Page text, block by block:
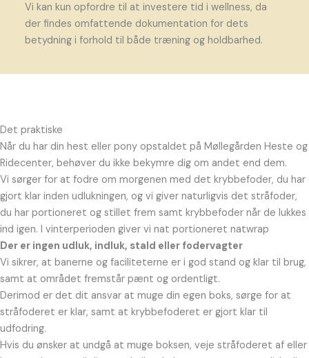
Vi kan kun opfordre til at investere tid i wellness, da
der findes omfattende dokumentation for dets
betydning i forhold til både træning og holdbarhed.
Det praktiske
Når du har din hest eller pony opstaldet på Møllegården Heste og
Ridecenter, behøver du ikke bekymre dig om andet end dem.
Vi sørger for at fodre om morgenen med det krybbefoder, du har
gjort klar inden udlukningen, og vi giver naturligvis det stråfoder,
du har portioneret og stillet frem samt krybbefoder når de lukkes
ind igen. I vinterperioden giver vi nat portioneret natwrap
Der er ingen udluk, indluk, stald eller fodervagter
Vi sikrer, at banerne og faciliteterne er i god stand og klar til brug,
samt at området fremstår pænt og ordentligt.
Derimod er det dit ansvar at muge din egen boks, sørge for at
stråfoderet er klar, samt at krybbefoderet er gjort klar til
udfodring.
Hvis du ønsker at undgå at muge boksen, veje stråfoderet af eller